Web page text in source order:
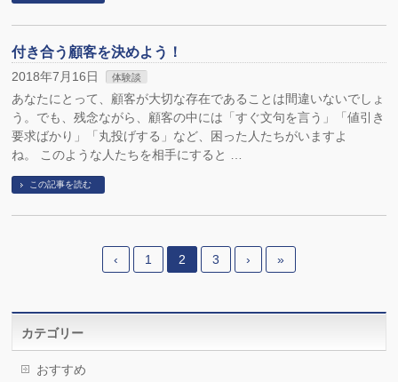
付き合う顧客を決めよう！
2018年7月16日 体験談
あなたにとって、顧客が大切な存在であることは間違いないでしょ
う。でも、残念ながら、顧客の中には「すぐ文句を言う」「値引き
要求ばかり」「丸投げする」など、困った人たちがいますよ
ね。 このような人たちを相手にすると …
この記事を読む
‹ 1 2 3 › »
カテゴリー
おすすめ